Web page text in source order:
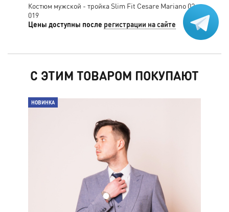
Костюм мужской - тройка Slim Fit Cesare Mariano 02-
019
Цены доступны после регистрации на сайте
С ЭТИМ ТОВАРОМ ПОКУПАЮТ
НОВИНКА